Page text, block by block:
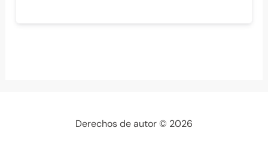
Derechos de autor © 2026